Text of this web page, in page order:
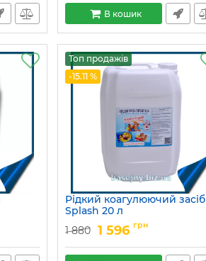
В кошик
Топ продажів
-15.11 %
Рідкий коагулюючий засіб
Splash 20 л
Артикул: 15049702
1 880 1 596 грн